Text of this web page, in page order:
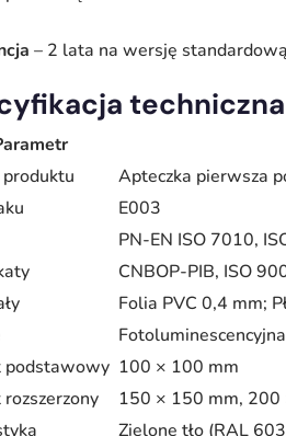
– 2 lata na wersję
techniczna
Apteczka pierwsza
E003
PN-EN ISO 7010,
CNBOP-PIB, ISO
Folia PVC 0,4 mm;
podstawowy 100 × 100 mm
150 × 150 mm,
Zielone tło (RAL